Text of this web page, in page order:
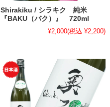
Shirakiku / シラキク 純米
『BAKU（バク）』 720ml
¥2,000(税込 ¥2,200)